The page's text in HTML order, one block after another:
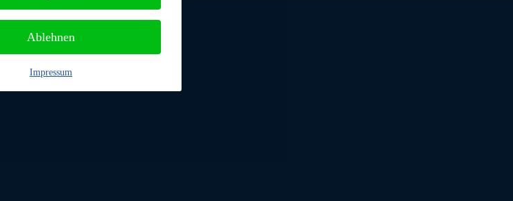
Ablehnen
Impressum